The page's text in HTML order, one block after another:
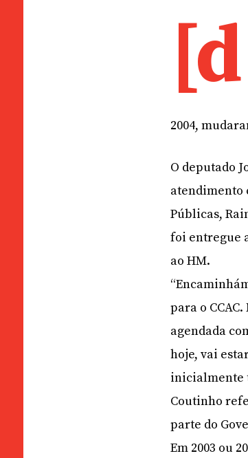
[d
2004,
O deputado
atendimento
Públicas,
foi entregue
ao HM.
para o
agendada
hoje, vai
inicialmente
Coutinho
parte do
Em 2003 ou